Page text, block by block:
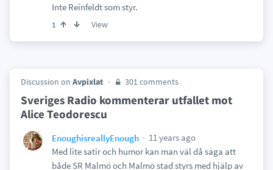
Inte Reinfeldt som styr.
1 View
Discussion on Avpixlat 301 comments
Sveriges Radio kommenterar utfallet mot
Alice Teodorescu
EnoughisreallyEnough
11 years ago
Med lite satir och humor kan man väl då säga att
både SR Malmö och Malmö stad styrs med hjälp av